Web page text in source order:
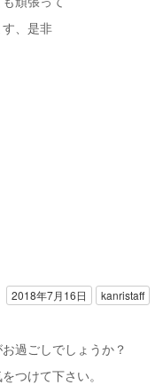
、是非
2018年7月16日 kanristaff
過ごしでしょうか？
つけて下さい。